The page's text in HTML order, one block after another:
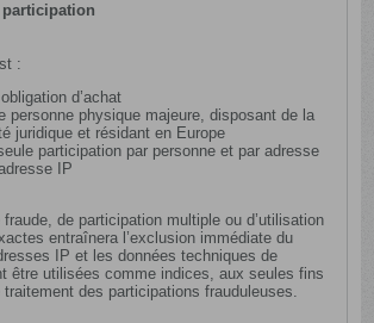
:
d’achat
personne physique majeure, disposant de la
juridique et résidant en Europe
participation par personne et par adresse
IP
de participation multiple ou d’utilisation
entraînera l’exclusion immédiate du
IP et les données techniques de
être utilisées comme indices, aux seules fins
des participations frauduleuses.